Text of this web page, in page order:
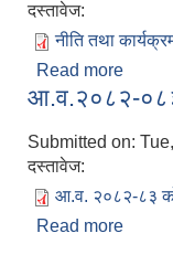
दस्तावेज:
नीति तथा
Read more
आ.व.२०८२-०८३
Submitted on:
दस्तावेज:
आ.व. २०८२-८३
Read more